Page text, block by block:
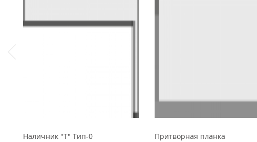
Наличник "Т" Тип-0
Притворная планка